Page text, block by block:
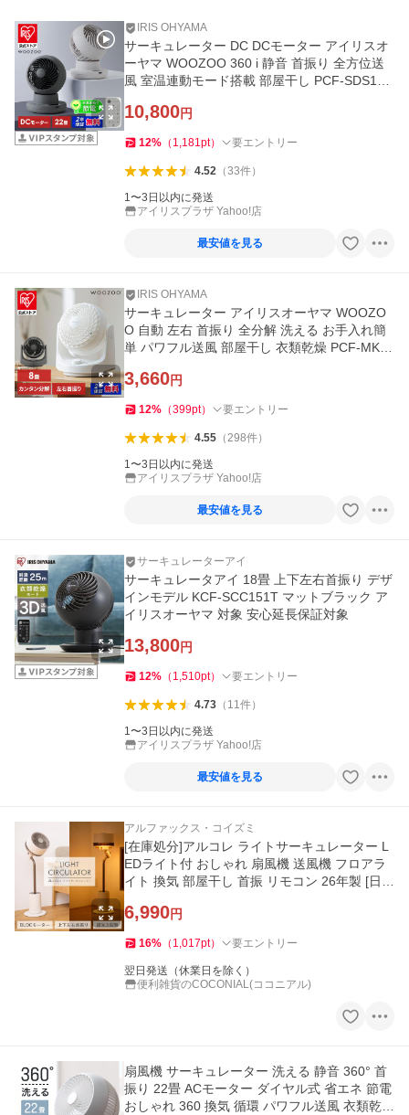
IRIS OHYAMA
サーキュレーター DC DCモーター アイリスオ
ーヤマ WOOZOO 360 i 静音 首振り 全方位送
風 室温連動モード搭載 部屋干し PCF-SDS15T
10,800円
12% （ 1,181pt） 要エントリー
4.52（33件）
1〜3日以内に発送
アイリスプラザ Yahoo!店
最安値を見る
IRIS OHYAMA
サーキュレーター アイリスオーヤマ WOOZO
O 自動 左右 首振り 全分解 洗える お手入れ簡
単 パワフル送風 部屋干し 衣類乾燥 PCF-MKM
3,660円
12% （399pt） 要エントリー
4.55（298件）
1〜3日以内に発送
アイリスプラザ Yahoo!店
最安値を見る
サーキュレーターアイ
サーキュレータアイ 18畳 上下左右首振り デザ
インモデル KCF-SCC151T マットブラック ア
イリスオーヤマ 対象 安心延長保証対象
13,800円
12% （ 1,510pt） 要エントリー
4.73（ 11件）
1〜3日以内に発送
アイリスプラザ Yahoo!店
最安値を見る
アルファックス・コイズミ
[在庫処分]アルコレ ライトサーキュレーター L
EDライト付 おしゃれ 扇風機 送風機 フロアラ
イト 換気 部屋干し 首振 リモコン 26年製 [日本
6,990円
16% （ 1,017pt） 要エントリー
翌日発送（休業日を除く）
便利雑貨のCOCONIAL(ココニアル)
扇風機 サーキュレーター 洗える 静音 360° 首
振り 22畳 ACモーター ダイヤル式 省エネ 節電
おしゃれ 360 換気 循環 パワフル送風 衣類乾燥